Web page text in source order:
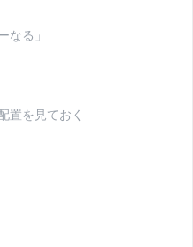
なる」
置を見ておく